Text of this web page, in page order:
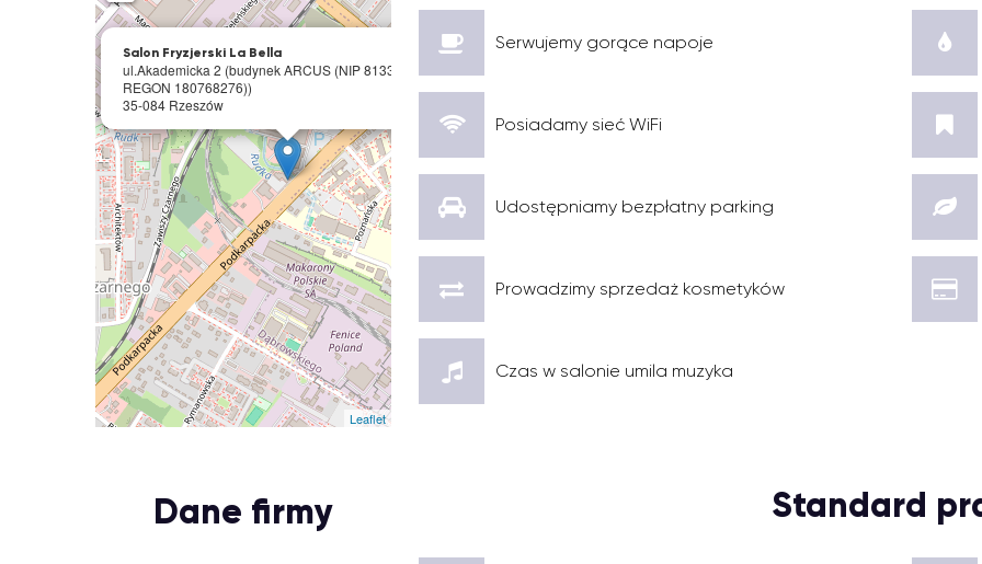
Salon Fryzjerski La Bella
ul.Akademicka 2 (budynek ARCUS (NIP 8133399815,
REGON 180768276))
35-084 Rzeszów
×
Leaflet
Dane firmy
Serwujemy gorące napoje
Posiadamy sieć WiFi
Udostępniamy bezpłatny parking
Prowadzimy sprzedaż kosmetyków
Czas w salonie umila muzyka
Standard